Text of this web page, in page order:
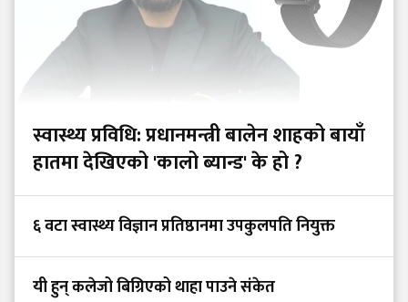
स्वास्थ्य प्रविधि: प्रधानमन्त्री बालेन शाहको बायाँ
हातमा देखिएको 'कालो ब्यान्ड' के हो ?
६ वटा स्वास्थ्य विज्ञान प्रतिष्ठानमा उपकुलपति नियुक्त
यी हुन् कलेजो बिग्रिएको थाहा पाउने संकेत